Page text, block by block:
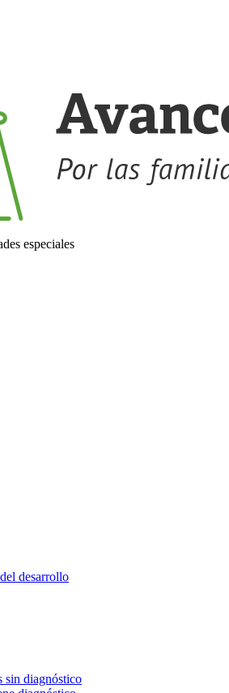
especiales
desarrollo
sin diagnóstico